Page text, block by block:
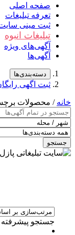
صفحه اصلی
تعرفه تبلیغات
ثبت مینی
تبلیغات انبوه
آگهی‌های ویژه
آگهی‌ها
دسته‌بندی‌ها
ثبت اگهی
خانه / محصولات
جستجو
جستجو پیشرفته